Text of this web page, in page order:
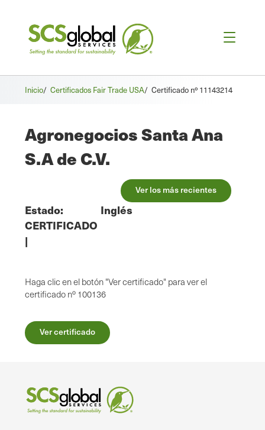
Inicio/ Certificados Fair Trade USA/ Certificado nº 11143214
Agronegocios Santa Ana
S.A de C.V.
Ver los más recientes
Estado:
CERTIFICADO
|
Inglés
Haga clic en el botón "Ver certificado" para ver el
certificado nº 100136
Ver certificado